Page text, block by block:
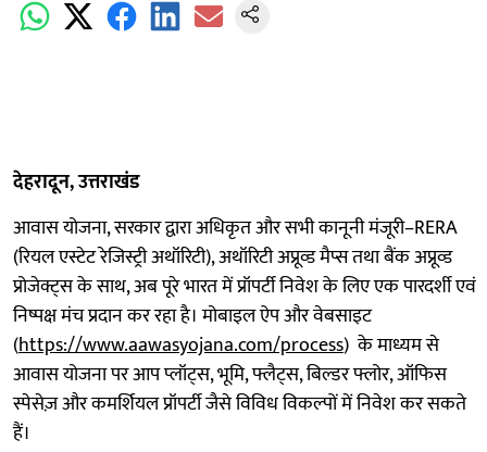
देहरादून, उत्तराखंड
आवास योजना, सरकार द्वारा अधिकृत और सभी कानूनी मंजूरी–RERA
(रियल एस्टेट रेजिस्ट्री अथॉरिटी), अथॉरिटी अप्रूव्ड मैप्स तथा बैंक अप्रूव्ड
प्रोजेक्ट्स के साथ, अब पूरे भारत में प्रॉपर्टी निवेश के लिए एक पारदर्शी एवं
निष्पक्ष मंच प्रदान कर रहा है। मोबाइल ऐप और वेबसाइट
(https://www.aawasyojana.com/process) के माध्यम से
आवास योजना पर आप प्लॉट्स, भूमि, फ्लैट्स, बिल्डर फ्लोर, ऑफिस
स्पेसेज़ और कमर्शियल प्रॉपर्टी जैसे विविध विकल्पों में निवेश कर सकते
हैं।